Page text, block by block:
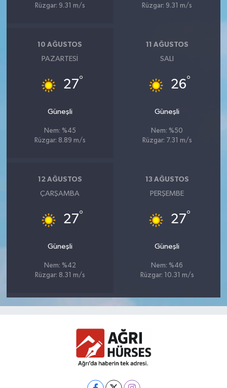
Rüzgar: 9.31 m/s
Rüzgar: 9.31 m/s
10 AĞUSTOS
PAZARTESI
27°
Güneşli
Nem: %45
Rüzgar: 8.89 m/s
11 AĞUSTOS
SALI
26°
Güneşli
Nem: %50
Rüzgar: 7.31 m/s
12 AĞUSTOS
ÇARŞAMBA
27°
Güneşli
Nem: %42
Rüzgar: 8.31 m/s
13 AĞUSTOS
PERŞEMBE
27°
Güneşli
Nem: %46
Rüzgar: 10.31 m/s